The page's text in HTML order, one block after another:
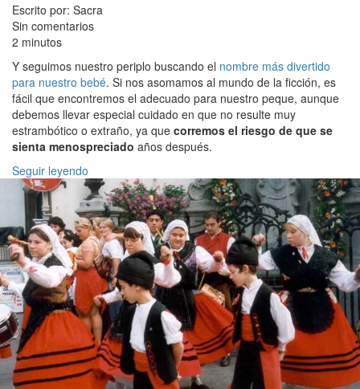
Escrito por: Sacra
Sin comentarios
2 minutos
Y seguimos nuestro periplo buscando el nombre más divertido
para nuestro bebé. Si nos asomamos al mundo de la ficción, es
fácil que encontremos el adecuado para nuestro peque, aunque
debemos llevar especial cuidado en que no resulte muy
estrambótico o extraño, ya que corremos el riesgo de que se
sienta menospreciado años después.
Seguir leyendo